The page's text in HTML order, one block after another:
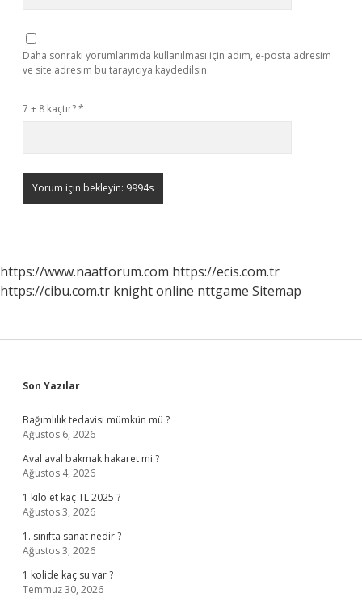
Daha sonraki yorumlarımda kullanılması için adım, e-posta adresim
ve site adresim bu tarayıcıya kaydedilsin.
7 + 8 kaçtır?*
https://www.naatforum.com https://ecis.com.tr
https://cibu.com.tr knight online nttgame Sitemap
Sidebar
Son Yazılar
Bağımlılık tedavisi mümkün mü ?
Ağustos 6, 2026
Aval aval bakmak hakaret mi ?
Ağustos 4, 2026
1 kilo et kaç TL 2025 ?
Ağustos 3, 2026
1. sınıfta sanat nedir ?
Ağustos 3, 2026
1 kolide kaç su var ?
Temmuz 30, 2026